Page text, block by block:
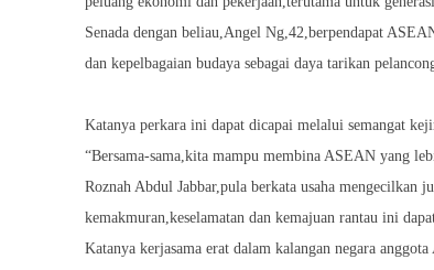
Senada dengan beliau,Angel Ng,42,berpendapat
dan kepelbagaian budaya sebagai daya tarikan
Katanya perkara ini dapat dicapai melalui semangat
“Bersama-sama,kita mampu membina ASEAN yang
Roznah Abdul Jabbar,pula berkata usaha mengecilkan
kemakmuran,keselamatan dan kemajuan rantau ini
Katanya kerjasama erat dalam kalangan negara